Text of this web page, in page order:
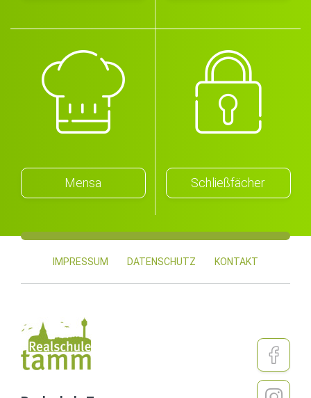
Mensa Schließfächer
IMPRESSUM DATENSCHUTZ KONTAKT